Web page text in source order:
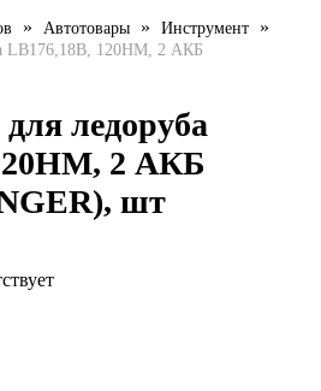
» Автотовары » Инструмент »
LB176,18В, 120НМ, 2 АКБ
ледоруба
2 АКБ
шт